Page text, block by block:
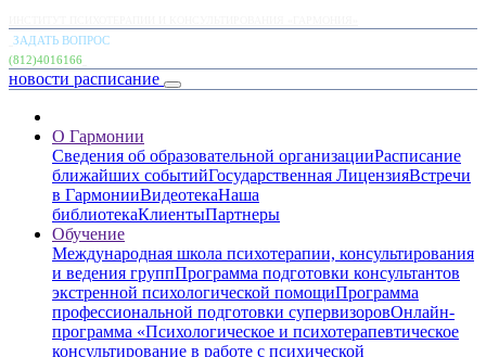
ЗАДАТЬ ВОПРОС
(812)4016166
новости расписание
О Гармонии
Сведения об образовательной организацииРасписание
ближайших событийГосударственная ЛицензияВстречи
в ГармонииВидеотекаНаша
библиотекаКлиентыПартнеры
Обучение
Международная школа психотерапии, консультирования
и ведения группПрограмма подготовки консультантов
экстренной психологической помощиПрограмма
профессиональной подготовки супервизоровОнлайн-
программа «Психологическое и психотерапевтическое
консультирование в работе с психической